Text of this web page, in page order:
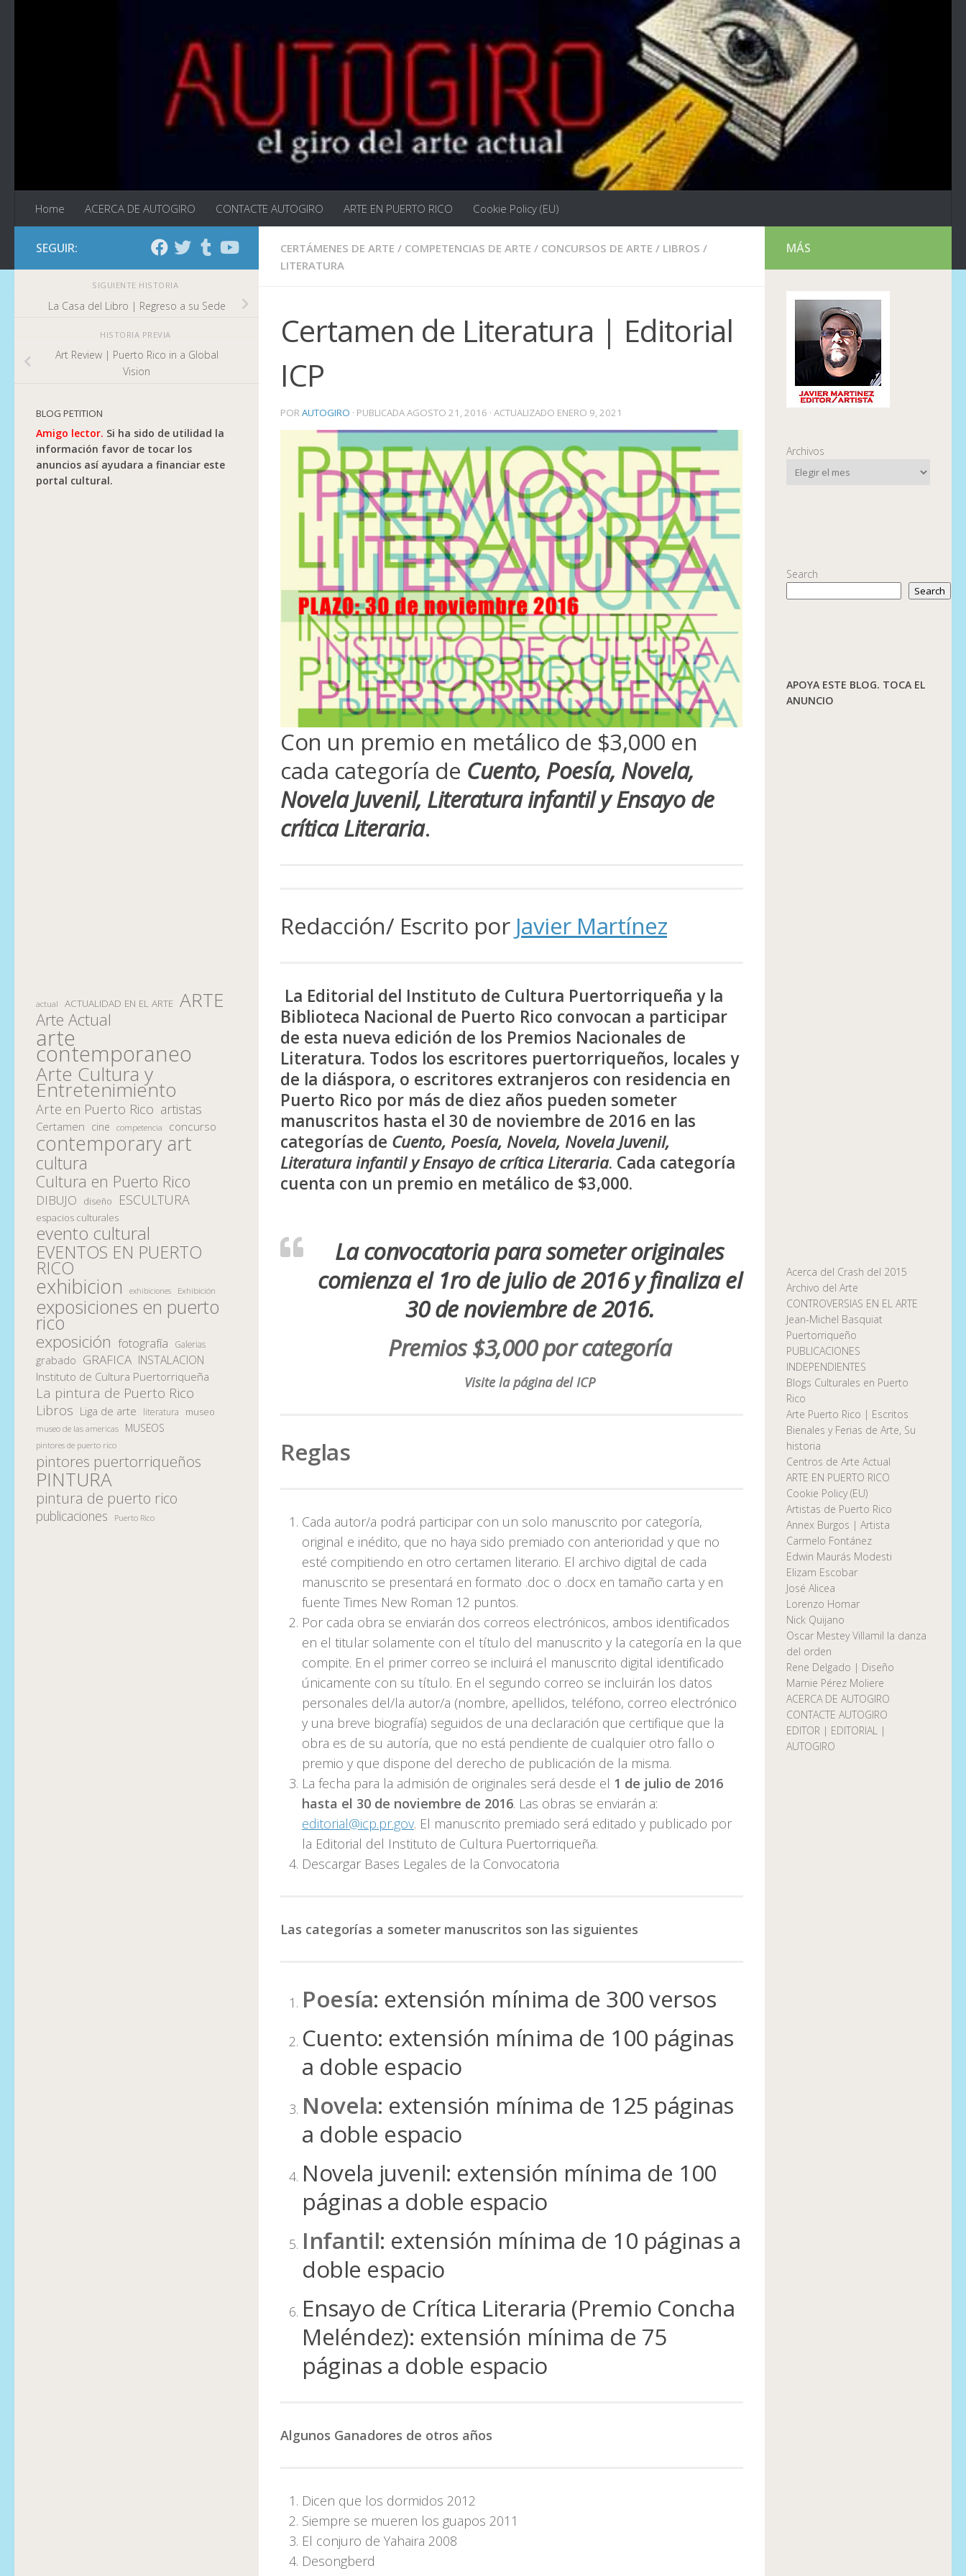
Home ACERCA DE AUTOGIRO CONTACTE AUTOGIRO ARTE EN PUERTO RICO Cookie Policy (EU)
CERTÁMENES DE ARTE / COMPETENCIAS DE ARTE / CONCURSOS DE ARTE / LIBROS /
LITERATURA
Certamen de Literatura | Editorial
ICP
PORAUTOGIRO · PUBLICADAAGOSTO 21, 2016 · ACTUALIZADO ENERO 9, 2021
Con un premio en metálico de $3,000 en
cada categoría de Cuento, Poesía, Novela,
Novela Juvenil, Literatura infantil y Ensayo de
crítica Literaria.
Redacción/ Escrito por Javier Martínez
La Editorial del Instituto de Cultura Puertorriqueña y la
Biblioteca Nacional de Puerto Rico convocan a participar
de esta nueva edición de los Premios Nacionales de
Literatura. Todos los escritores puertorriqueños, locales y
de la diáspora, o escritores extranjeros con residencia en
Puerto Rico por más de diez años pueden someter
manuscritos hasta el 30 de noviembre de 2016 en las
categorías de Cuento, Poesía, Novela, Novela Juvenil,
Literatura infantil y Ensayo de crítica Literaria. Cada categoría
cuenta con un premio en metálico de $3,000.
La convocatoria para someter originales
comienza el 1ro de julio de 2016 y finaliza el
30 de noviembre de 2016.
Premios $3,000 por categoría
Visite la página del ICP
Reglas
Cada autor/a podrá participar con un solo manuscrito por categoría,
original e inédito, que no haya sido premiado con anterioridad y que no
esté compitiendo en otro certamen literario. El archivo digital de cada
manuscrito se presentará en formato .doc o .docx en tamaño carta y en
fuente Times New Roman 12 puntos.
Por cada obra se enviarán dos correos electrónicos, ambos identificados
en el titular solamente con el título del manuscrito y la categoría en la que
compite. En el primer correo se incluirá el manuscrito digital identificado
únicamente con su título. En el segundo correo se incluirán los datos
personales del/la autor/a (nombre, apellidos, teléfono, correo electrónico
y una breve biografía) seguidos de una declaración que certifique que la
obra es de su autoría, que no está pendiente de cualquier otro fallo o
premio y que dispone del derecho de publicación de la misma.
La fecha para la admisión de originales será desde el 1 de julio de 2016
hasta el 30 de noviembre de 2016. Las obras se enviarán a:
editorial@icp.pr.gov. El manuscrito premiado será editado y publicado por
la Editorial del Instituto de Cultura Puertorriqueña.
Descargar Bases Legales de la Convocatoria
Las categorías a someter manuscritos son las siguientes
Poesía: extensión mínima de 300 versos
Cuento: extensión mínima de 100 páginas
a doble espacio
Novela: extensión mínima de 125 páginas
a doble espacio
Novela juvenil: extensión mínima de 100
páginas a doble espacio
Infantil: extensión mínima de 10 páginas a
doble espacio
Ensayo de Crítica Literaria (Premio Concha
Meléndez): extensión mínima de 75
páginas a doble espacio
Algunos Ganadores de otros años
Dicen que los dormidos 2012
Siempre se mueren los guapos 2011
El conjuro de Yahaira 2008
Desongberd
SEGUIR:
SIGUIENTE HISTORIA
La Casa del Libro | Regreso a su Sede
HISTORIA PREVIA
Art Review | Puerto Rico in a Global
Vision
BLOG PETITION
Amigo lector. Si ha sido de utilidad la
información favor de tocar los
anuncios así ayudara a financiar este
portal cultural.
actual ACTUALIDAD EN EL ARTE ARTE
Arte Actual
arte
contemporaneo
Arte Cultura y
Entretenimiento
Arte en Puerto Rico artistas
Certamen cine competencia concurso
contemporary art
cultura
Cultura en Puerto Rico
DIBUJO diseño ESCULTURA
espacios culturales
evento cultural
EVENTOS EN PUERTO
RICO
exhibicion exhibiciones Exhibición
exposiciones en puerto
rico
exposición fotografía Galerias
grabado GRAFICA INSTALACION
Instituto de Cultura Puertorriqueña
La pintura de Puerto Rico
Libros Liga de arte literatura museo
museo de las americas MUSEOS
pintores de puerto rico
pintores puertorriqueños
PINTURA
pintura de puerto rico
publicaciones Puerto Rico
MÁS
Archivos
Search
Search
APOYA ESTE BLOG. TOCA EL
ANUNCIO
Acerca del Crash del 2015
Archivo del Arte
CONTROVERSIAS EN EL ARTE
Jean-Michel Basquiat
Puertorriqueño
PUBLICACIONES
INDEPENDIENTES
Blogs Culturales en Puerto
Rico
Arte Puerto Rico | Escritos
Bienales y Ferias de Arte, Su
historia
Centros de Arte Actual
ARTE EN PUERTO RICO
Cookie Policy (EU)
Artistas de Puerto Rico
Annex Burgos | Artista
Carmelo Fontánez
Edwin Maurás Modesti
Elizam Escobar
José Alicea
Lorenzo Homar
Nick Quijano
Oscar Mestey Villamil la danza
del orden
Rene Delgado | Diseño
Marnie Pérez Moliere
ACERCA DE AUTOGIRO
CONTACTE AUTOGIRO
EDITOR | EDITORIAL |
AUTOGIRO